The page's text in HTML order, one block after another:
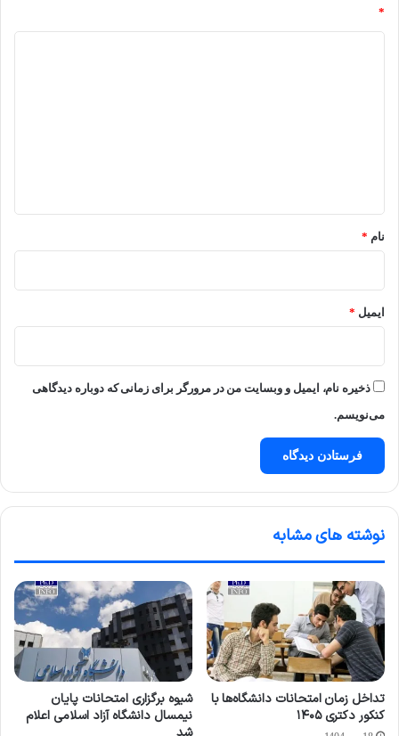
*
نام *
ایمیل *
ذخیره نام، ایمیل و وبسایت من در مرورگر برای زمانی که دوباره دیدگاهی
می‌نویسم.
نوشته های مشابه
تداخل زمان امتحانات دانشگاه‌ها با
کنکور دکتری ۱۴۰۵
شیوه برگزاری امتحانات پایان
نیمسال دانشگاه آزاد اسلامی اعلام